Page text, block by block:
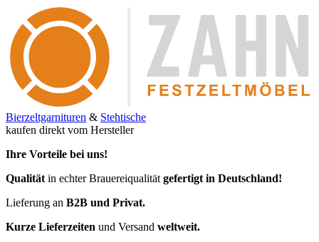
Bierzeltgarnituren & Stehtische
kaufen direkt vom Hersteller
Ihre Vorteile bei uns!
Qualität in echter Brauereiqualität gefertigt in Deutschland!
Lieferung an B2B und Privat.
Kurze Lieferzeiten und Versand weltweit.